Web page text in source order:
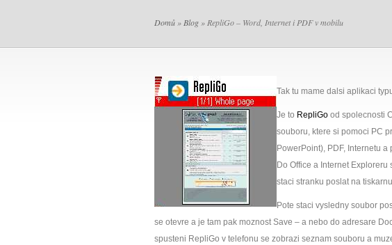
Domů » Blog » RepliGo – Word, Internet i PDF v mobilu
Tak tu mame dalsi aplikaci
Je to RepliGo od spolecnosti
souboru, ktere si pomoci PC
PowerPoint), PDF, Internetu
Do Office a Internet
staci stranku poslat na
Pote staci vysledny soubor
se otevre a je tam pak moznost Save – a nebo do adresare
spusteni RepliGo v telefonu se zobrazi seznam souboru a